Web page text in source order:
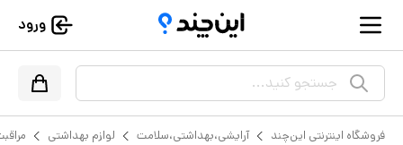
ورود
جستجو کنید...
فروشگاه اینترنتی این‌چند آرایشی،بهداشتی،سلامت لوازم بهداشتی